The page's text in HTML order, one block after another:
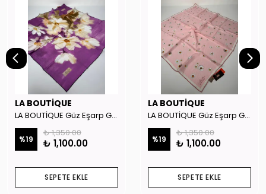
LA BOUTİQUE
LA BOUTİQUE Güz Eşarp GYSE262908
%19
₺ 1,350.00
₺ 1,100.00
SEPETE EKLE
LA BOUTİQUE
LA BOUTİQUE Güz Eşarp GYSE130804
%19
₺ 1,350.00
₺ 1,100.00
SEPETE EKLE